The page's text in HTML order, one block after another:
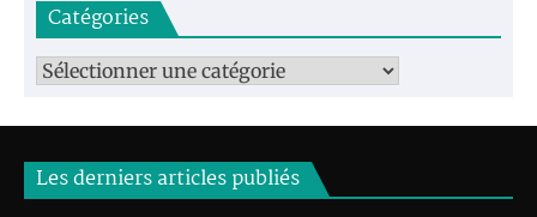
Catégories
Catégories
Les derniers articles publiés